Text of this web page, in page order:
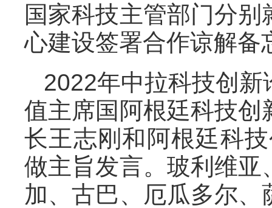
国家科技主管部门分
心建设签署合作谅解备
2022年中拉科技创
值主席国阿根廷科技
长王志刚和阿根廷科
做主旨发言。玻利维
加、古巴、厄瓜多尔